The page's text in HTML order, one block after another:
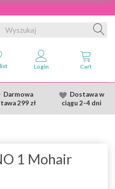
Darmowa
299 zł
Dostawaw
ciągu 2-4 dni
1 Mohair